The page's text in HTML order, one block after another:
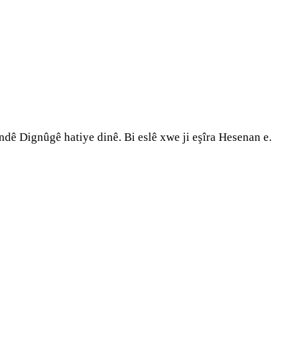
Dignûgê hatiye dinê. Bi eslê xwe ji eşîra Hesenan e.